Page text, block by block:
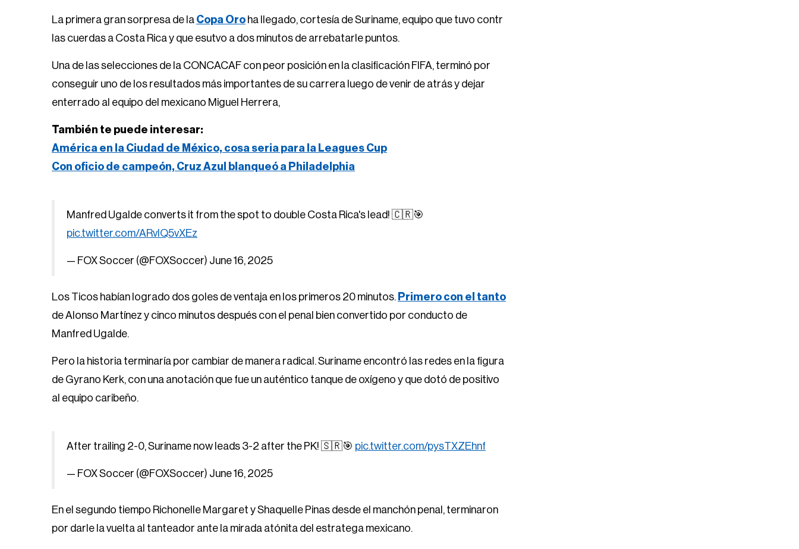
La primera gran sorpresa de la Copa Oro ha llegado, cortesía de Suriname, equipo que tuvo contr
las cuerdas a Costa Rica y que esutvo a dos minutos de arrebatarle puntos.
Una de las selecciones de la CONCACAF con peor posición en la clasificación FIFA, terminó por
conseguir uno de los resultados más importantes de su carrera luego de venir de atrás y dejar
enterrado al equipo del mexicano Miguel Herrera,
También te puede interesar:
América en la Ciudad de México, cosa seria para la Leagues Cup
Con oficio de campeón, Cruz Azul blanqueó a Philadelphia
Manfred Ugalde converts it from the spot to double Costa Rica's lead! 🇨🇷🎯
pic.twitter.com/ARvlQ5vXEz
— FOX Soccer (@FOXSoccer) June 16, 2025
Los Ticos habían logrado dos goles de ventaja en los primeros 20 minutos. Primero con el tanto
de Alonso Martínez y cinco minutos después con el penal bien convertido por conducto de
Manfred Ugalde.
Pero la historia terminaría por cambiar de manera radical. Suriname encontró las redes en la figura
de Gyrano Kerk, con una anotación que fue un auténtico tanque de oxígeno y que dotó de positivo
al equipo caribeño.
After trailing 2-0, Suriname now leads 3-2 after the PK! 🇸🇷🎯 pic.twitter.com/pysTXZEhnf
— FOX Soccer (@FOXSoccer) June 16, 2025
En el segundo tiempo Richonelle Margaret y Shaquelle Pinas desde el manchón penal, terminaron
por darle la vuelta al tanteador ante la mirada atónita del estratega mexicano.